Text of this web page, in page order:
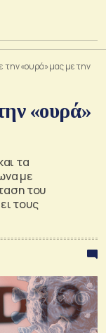
την «ουρά» μας με την
«ουρά»
τα
με
του
τους